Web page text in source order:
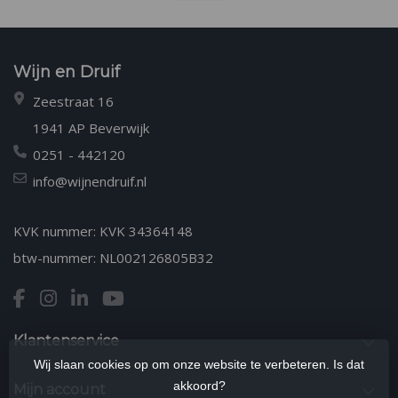
Wijn en Druif
Zeestraat 16
1941 AP Beverwijk
0251 - 442120
info@wijnendruif.nl
KVK nummer: KVK 34364148
btw-nummer: NL002126805B32
Klantenservice
Wij slaan cookies op om onze website te verbeteren. Is dat
akkoord?